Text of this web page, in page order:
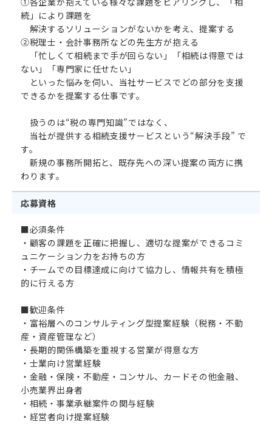
続」により課題を
解決するソリューションがないかを考え、提案する
②税理士・会計事務所などの先生方が抱える
「忙しくて相続まで手が回らない」「相続は得意では
ない」「専門家に任せたい」
といった悩みを伺い、当社サービスでどの部分を支援
できるかを提案する仕事です。
扱うのは“税の専門知識”ではなく、
当社が提供する相続支援サービスという“解決手段” で
す。
新規の事務所開拓と、既存先への深い提案の両方に携
わります。
応募資格
■必須条件
・顧客の課題を正確に把握し、適切な提案ができるコミ
ュニケーション力をお持ちの方
・チームでの目標達成に向けて協力し、情報共有を積極
的に行える方
■歓迎条件
・富裕層へのコンサルティング型提案経験（税務・不動
産・資産管理など）
・長期的関係構築を重視する営業が得意な方
・士業向け営業経験
・金融・保険・不動産・コンサル、カードその他金融、
小売業界出身者
・相続・事業承継案件の関与経験
・経営者向け提案経験